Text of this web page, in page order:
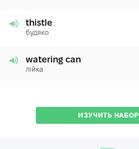
thistle
будяко
watering can
лійка
ИЗУЧИТЬ НАБОР